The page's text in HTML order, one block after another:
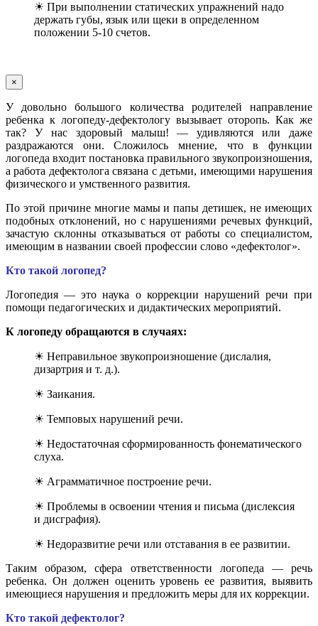
☀ При выполнении статических упражнений надо
держать губы, язык или щеки в определенном
положении 5-10 счетов.
×
У довольно большого количества родителей направление
ребенка к логопеду-дефектологу вызывает оторопь. Как же
так? У нас здоровый малыш! — удивляются или даже
раздражаются они. Сложилось мнение, что в функции
логопеда входит постановка правильного звукопроизношения,
а работа дефектолога связана с детьми, имеющими нарушения
физического и умственного развития.
По этой причине многие мамы и папы детишек, не имеющих
подобных отклонений, но с нарушениями речевых функций,
зачастую склонны отказываться от работы со специалистом,
имеющим в названии своей профессии слово «дефектолог».
Кто такой логопед?
Логопедия — это наука о коррекции нарушений речи при
помощи педагогических и дидактических мероприятий.
К логопеду обращаются в случаях:
☀ Неправильное звукопроизношение (дислалия,
дизартрия и т. д.).
☀ Заикания.
☀ Темповых нарушений речи.
☀ Недостаточная сформированность фонематического
слуха.
☀ Аграмматичное построение речи.
☀ Проблемы в освоении чтения и письма (дислексия
и дисграфия).
☀ Недоразвитие речи или отставания в ее развитии.
Таким образом, сфера ответственности логопеда — речь
ребенка. Он должен оценить уровень ее развития, выявить
имеющиеся нарушения и предложить меры для их коррекции.
Кто такой дефектолог?